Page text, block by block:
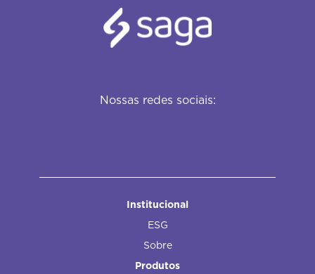
Nossas redes sociais:
Institucional
ESG
Sobre
Produtos